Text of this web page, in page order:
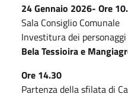
24 Gennaio 2026- Ore
Sala Consiglio Comunale
Investitura dei
Bela Tessioira e
Ore 14.30
Partenza della sfilata di